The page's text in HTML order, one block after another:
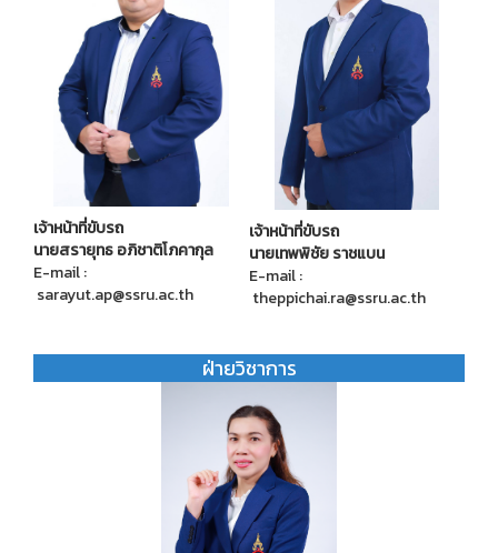
เจ้าหน้าที่ขับรถ
นายสรายุทธ อภิชาติโภคากุล
E-mail :
sarayut.ap@ssru.ac.th
เจ้าหน้าที่ขับรถ
นายเทพพิชัย ราชแบน
E-mail :
theppichai.ra@ssru.ac.th
ฝ่ายวิชาการ